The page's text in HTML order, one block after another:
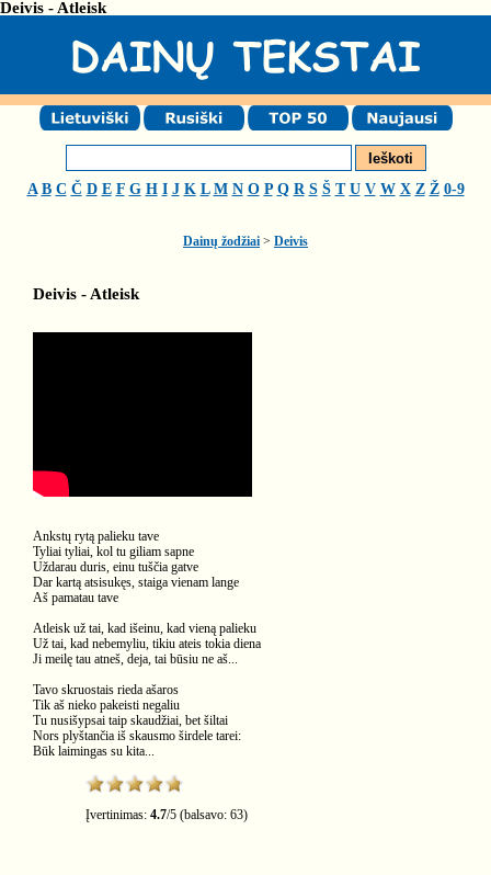
Deivis - Atleisk
A B C Č D E F G H I J K L M N O P Q R S Š T U V W X Z Ž 0-9
Dainų žodžiai > Deivis
Deivis - Atleisk
Ankstų rytą palieku tave
Tyliai tyliai, kol tu giliam sapne
Uždarau duris, einu tuščia gatve
Dar kartą atsisukęs, staiga vienam lange
Aš pamatau tave
Atleisk už tai, kad išeinu, kad vieną palieku
Už tai, kad nebemyliu, tikiu ateis tokia diena
Ji meilę tau atneš, deja, tai būsiu ne aš...
Tavo skruostais rieda ašaros
Tik aš nieko pakeisti negaliu
Tu nusišypsai taip skaudžiai, bet šiltai
Nors plyštančia iš skausmo širdele tarei:
Būk laimingas su kita...
Įvertinimas: 4.7/5 (balsavo: 63)